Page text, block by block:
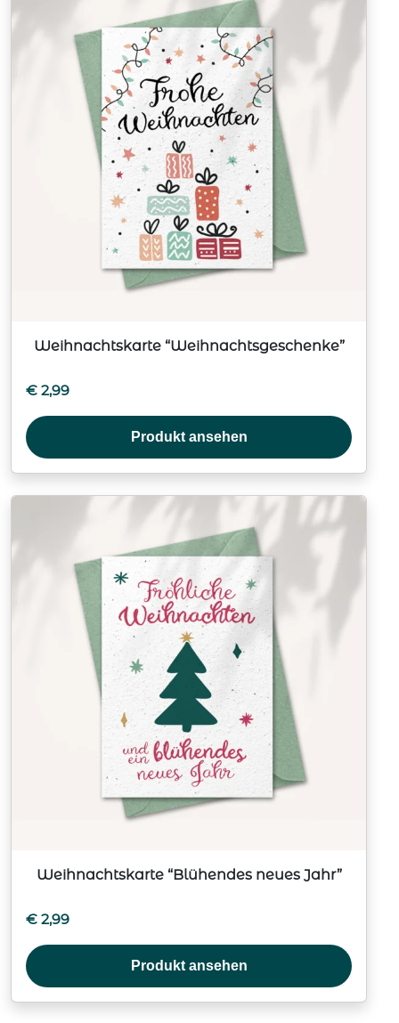
Weihnachtskarte “Weihnachtsgeschenke”
€ 2,99
Produkt ansehen
Weihnachtskarte “Blühendes neues Jahr”
€ 2,99
Produkt ansehen